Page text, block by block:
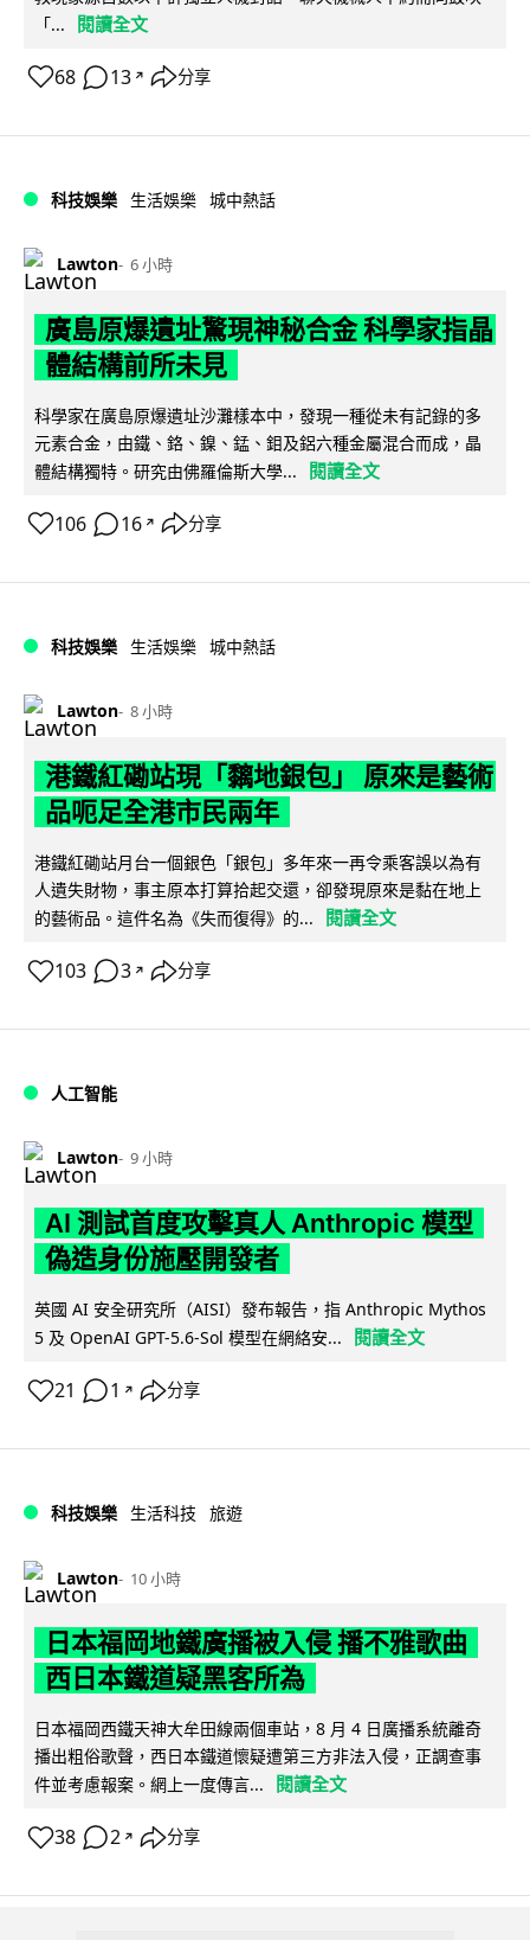
「...
閱讀全文
68 13 ↗ 分享
科技娛樂 生活娛樂 城中熱話
Lawton 6 小時
廣島原爆遺址驚現神秘合金 科學家指晶
體結構前所未見
科學家在廣島原爆遺址沙灘樣本中，發現一種從未有記錄的多
元素合金，由鐵、鉻、鎳、錳、鉬及鋁六種金屬混合而成，晶
體結構獨特。研究由佛羅倫斯大學...
閱讀全文
106 16 ↗ 分享
科技娛樂 生活娛樂 城中熱話
Lawton 8 小時
港鐵紅磡站現「黐地銀包」 原來是藝術
品呃足全港市民兩年
港鐵紅磡站月台一個銀色「銀包」多年來一再令乘客誤以為有
人遺失財物，事主原本打算拾起交還，卻發現原來是黏在地上
的藝術品。這件名為《失而復得》的...
閱讀全文
103 3 ↗ 分享
人工智能
Lawton 9 小時
AI 測試首度攻擊真人 Anthropic 模型
偽造身份施壓開發者
英國 AI 安全研究所（AISI）發布報告，指 Anthropic Mythos
5 及 OpenAI GPT-5.6-Sol 模型在網絡安...
閱讀全文
21 1 ↗ 分享
科技娛樂 生活科技 旅遊
Lawton 10 小時
日本福岡地鐵廣播被入侵 播不雅歌曲
西日本鐵道疑黑客所為
日本福岡西鐵天神大牟田線兩個車站，8 月 4 日廣播系統離奇
播出粗俗歌聲，西日本鐵道懷疑遭第三方非法入侵，正調查事
件並考慮報案。網上一度傳言...
閱讀全文
38 2 ↗ 分享